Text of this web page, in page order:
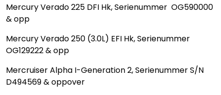
Mercury Verado 225 DFI Hk, Serienummer OG590000
& opp
Mercury Verado 250 (3.0L) EFI Hk, Serienummer
OG129222 & opp
Mercruiser Alpha I-Generation 2, Serienummer S/N
D494569 & oppover